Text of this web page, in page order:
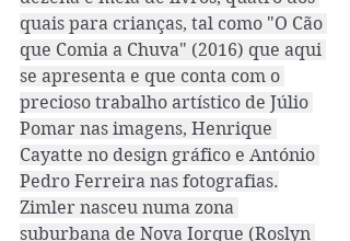
quais para crianças, tal como "O Cão
que Comia a Chuva" (2016) que aqui
se apresenta e que conta com o
precioso trabalho artístico de Júlio
Pomar nas imagens, Henrique
Cayatte no design gráfico e António
Pedro Ferreira nas fotografias.
Zimler nasceu numa zona
suburbana de Nova Iorque (Roslyn